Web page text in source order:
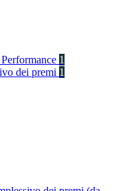
1
dei premi 1